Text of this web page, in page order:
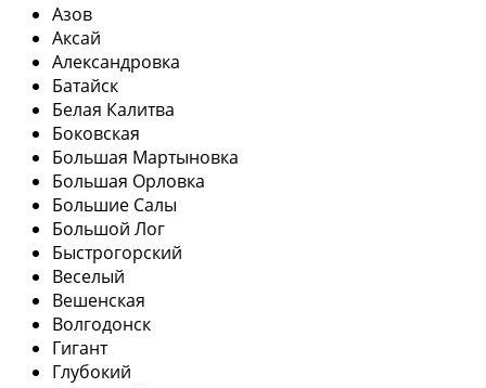
Азов
Аксай
Александровка
Батайск
Белая Калитва
Боковская
Большая Мартыновка
Большая Орловка
Большие Салы
Большой Лог
Быстрогорский
Веселый
Вешенская
Волгодонск
Гигант
Глубокий